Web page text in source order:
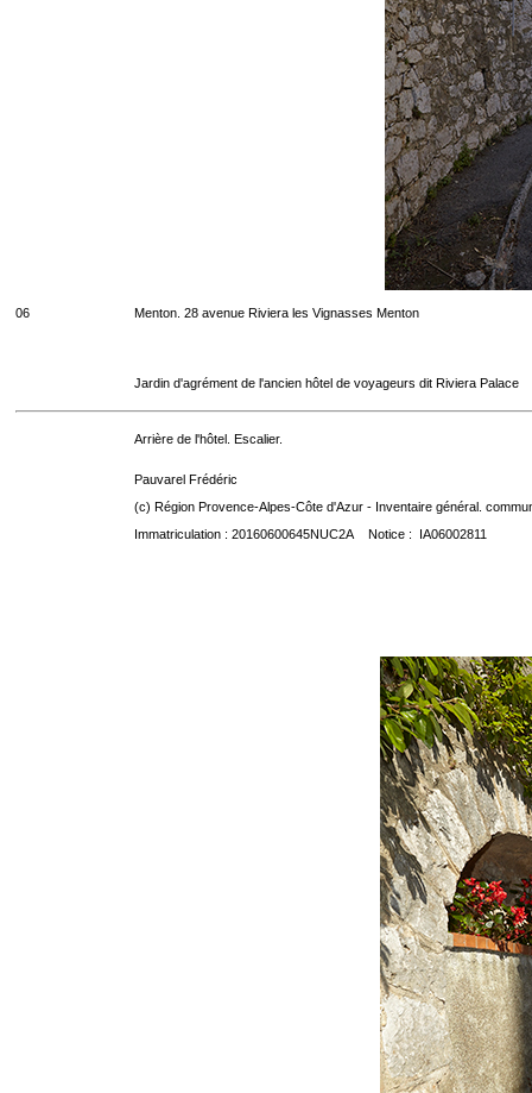
06 Menton. 28 avenue Riviera les Vignasses Menton
Jardin d'agrément de l'ancien hôtel de voyageurs dit Riviera Palace
Arrière de l'hôtel. Escalier.
Pauvarel Frédéric
(c) Région Provence-Alpes-Côte d'Azur - Inventaire général.
Immatriculation : 20160600645NUC2A Notice : IA06002811